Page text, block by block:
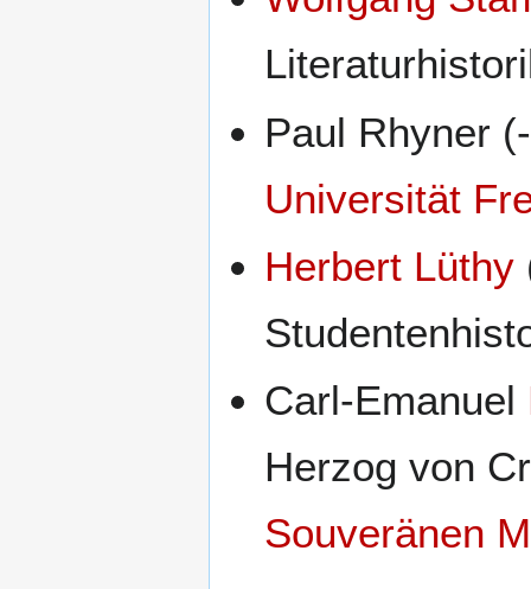
Paul Rhyner
Universität
Herbert Lüthy
Carl-Emanuel
Herzog von
Souveränen